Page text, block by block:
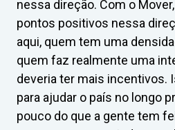
nessa direção. Com o
pontos positivos nessa
aqui, quem tem uma
quem faz realmente uma
deveria ter mais incentivos.
para ajudar o país no longo
pouco do que a gente tem